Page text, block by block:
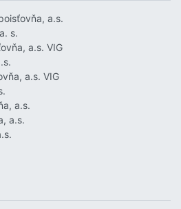
a.s.
s.
a.s. VIG
a.s. VIG
a.s.
a.s.